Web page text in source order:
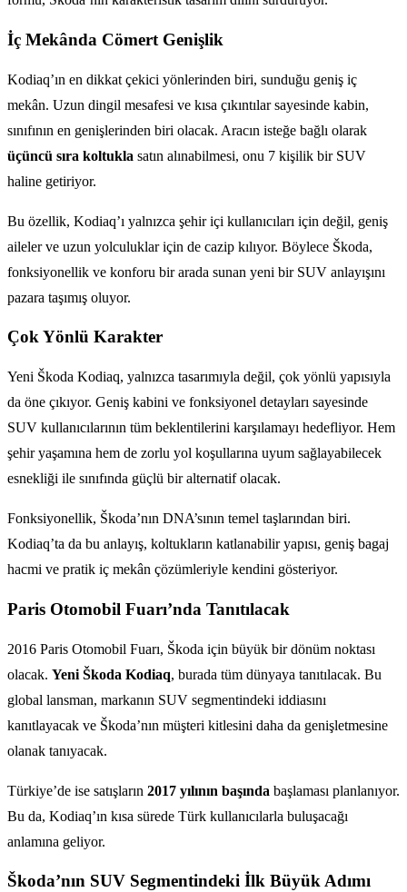
İç Mekânda Cömert Genişlik
Kodiaq’ın en dikkat çekici yönlerinden biri, sunduğu geniş iç
mekân. Uzun dingil mesafesi ve kısa çıkıntılar sayesinde kabin,
sınıfının en genişlerinden biri olacak. Aracın isteğe bağlı olarak
üçüncü sıra koltukla satın alınabilmesi, onu 7 kişilik bir SUV
haline getiriyor.
Bu özellik, Kodiaq’ı yalnızca şehir içi kullanıcıları için değil, geniş
aileler ve uzun yolculuklar için de cazip kılıyor. Böylece Škoda,
fonksiyonellik ve konforu bir arada sunan yeni bir SUV anlayışını
pazara taşımış oluyor.
Çok Yönlü Karakter
Yeni Škoda Kodiaq, yalnızca tasarımıyla değil, çok yönlü yapısıyla
da öne çıkıyor. Geniş kabini ve fonksiyonel detayları sayesinde
SUV kullanıcılarının tüm beklentilerini karşılamayı hedefliyor. Hem
şehir yaşamına hem de zorlu yol koşullarına uyum sağlayabilecek
esnekliği ile sınıfında güçlü bir alternatif olacak.
Fonksiyonellik, Škoda’nın DNA’sının temel taşlarından biri.
Kodiaq’ta da bu anlayış, koltukların katlanabilir yapısı, geniş bagaj
hacmi ve pratik iç mekân çözümleriyle kendini gösteriyor.
Paris Otomobil Fuarı’nda Tanıtılacak
2016 Paris Otomobil Fuarı, Škoda için büyük bir dönüm noktası
olacak. Yeni Škoda Kodiaq, burada tüm dünyaya tanıtılacak. Bu
global lansman, markanın SUV segmentindeki iddiasını
kanıtlayacak ve Škoda’nın müşteri kitlesini daha da genişletmesine
olanak tanıyacak.
Türkiye’de ise satışların 2017 yılının başında başlaması planlanıyor.
Bu da, Kodiaq’ın kısa sürede Türk kullanıcılarla buluşacağı
anlamına geliyor.
Škoda’nın SUV Segmentindeki İlk Büyük Adımı